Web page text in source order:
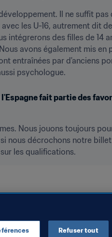
Il ne suffit pas
les U-16, autrement dit
intégrerons des filles de 14
avons également mis en
entraînées par d'anciens
psychologue.
fait partie des
Nous jouons toujours
nous décrochons notre
les qualifications.
Refuser tout